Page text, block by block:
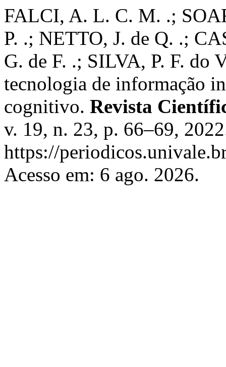
FALCI, A. L. C. M. .;
P. .; NETTO, J. de Q. .;
G. de F. .; SILVA, P. F. do
tecnologia de informação
cognitivo. Revista
v. 19, n. 23, p. 66–69,
https://
Acesso em: 6 ago. 2026.